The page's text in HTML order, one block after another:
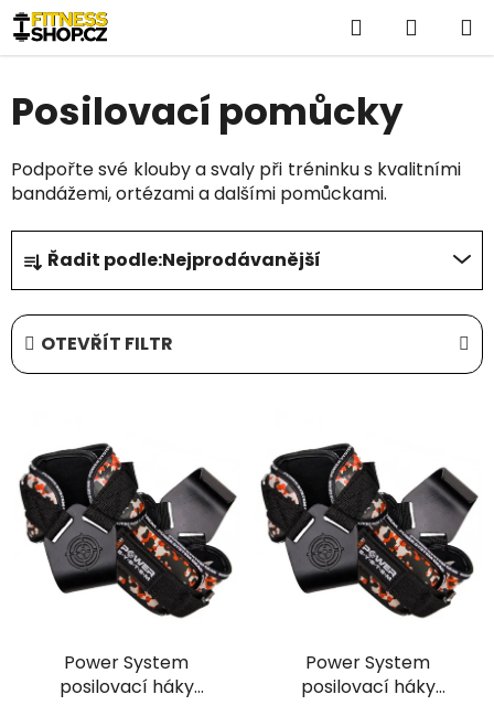
Přejít
na
obsah
Hledat
KOŠÍK
Posilovací pomůcky
Podpořte své klouby a svaly při tréninku s kvalitními
bandážemi, ortézami a dalšími pomůckami.
Ř
a
z
e
n
o
d
u
Řadit podle:Nejprodávanější
OTEVŘÍT FILTR
p
Power System
posilovací háky
Power System
posilovací háky